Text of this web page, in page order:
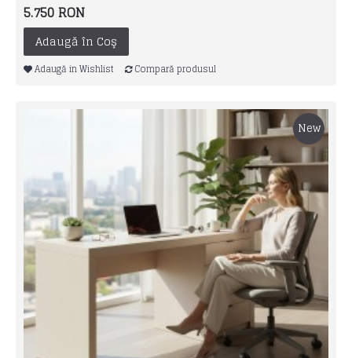
5.750 RON
Adaugă în Coş
Adaugă in Wishlist Compară produsul
New